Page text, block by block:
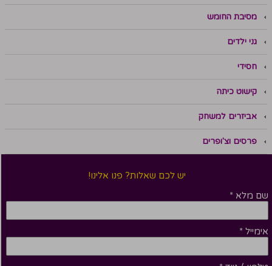
מסיבת החומש
גני ילדים
חסידי
קישוט כיתה
אביזרים למשחק
פרסים וצ'ופרים
יש לכם שאלות? פנו אלינו!
שם מלא *
אימייל *